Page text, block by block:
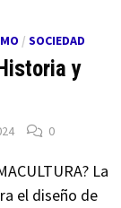
/ SOCIEDAD
y
0
La
el diseño de